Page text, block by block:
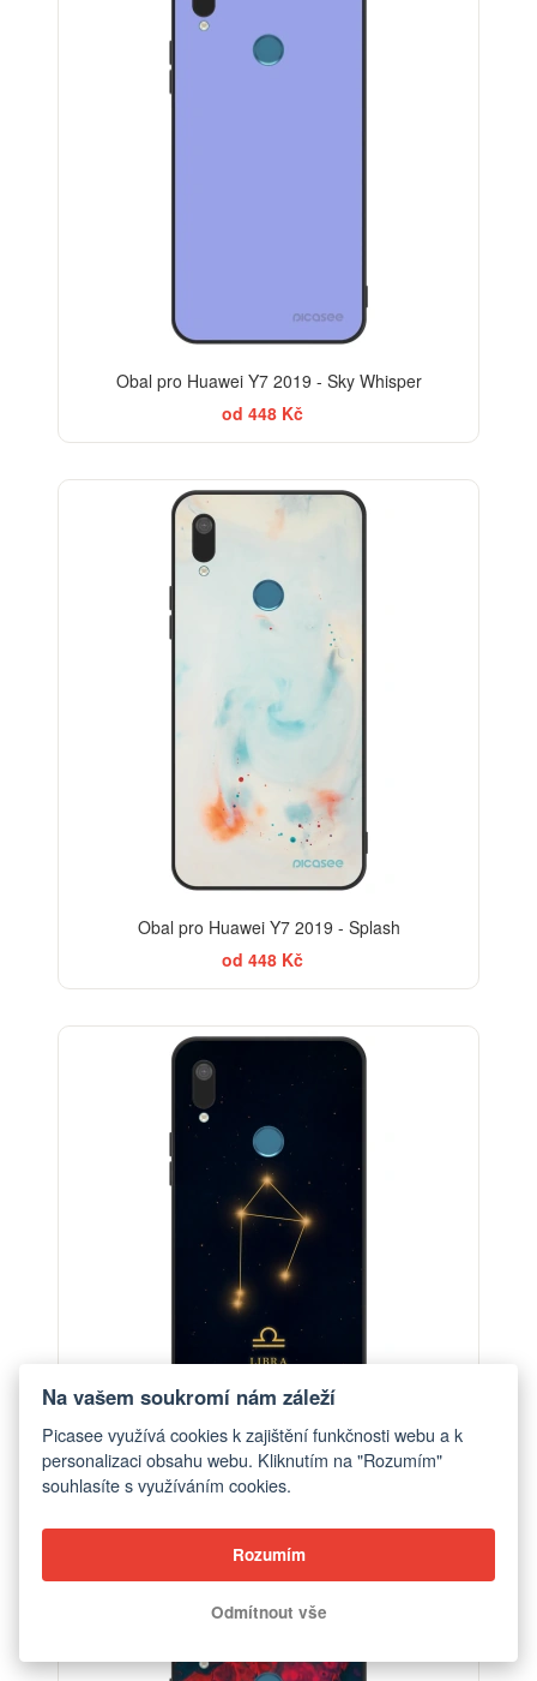
Obal pro Huawei Y7 2019 - Sky Whisper
od 448 Kč
Obal pro Huawei Y7 2019 - Splash
od 448 Kč
Obal pro Huawei Y7 2019 - LIBRA
Na vašem soukromí nám záleží
Picasee využívá cookies k zajištění funkčnosti webu a k
personalizaci obsahu webu. Kliknutím na "Rozumím"
souhlasíte s využíváním cookies.
Rozumím
Odmítnout vše